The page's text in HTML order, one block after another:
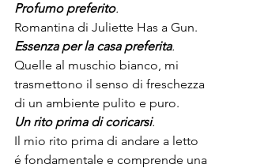
Profumo preferito.
Romantina di Juliette Has a Gun.
Essenza per la casa preferita.
Quelle al muschio bianco, mi
trasmettono il senso di freschezza
di un ambiente pulito e puro.
Un rito prima di coricarsi.
Il mio rito prima di andare a letto
é fondamentale e comprende una